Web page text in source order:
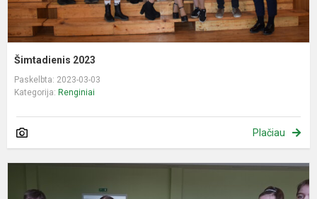
Šimtadienis 2023
Paskelbta: 2023-03-03
Kategorija: Renginiai
Plačiau